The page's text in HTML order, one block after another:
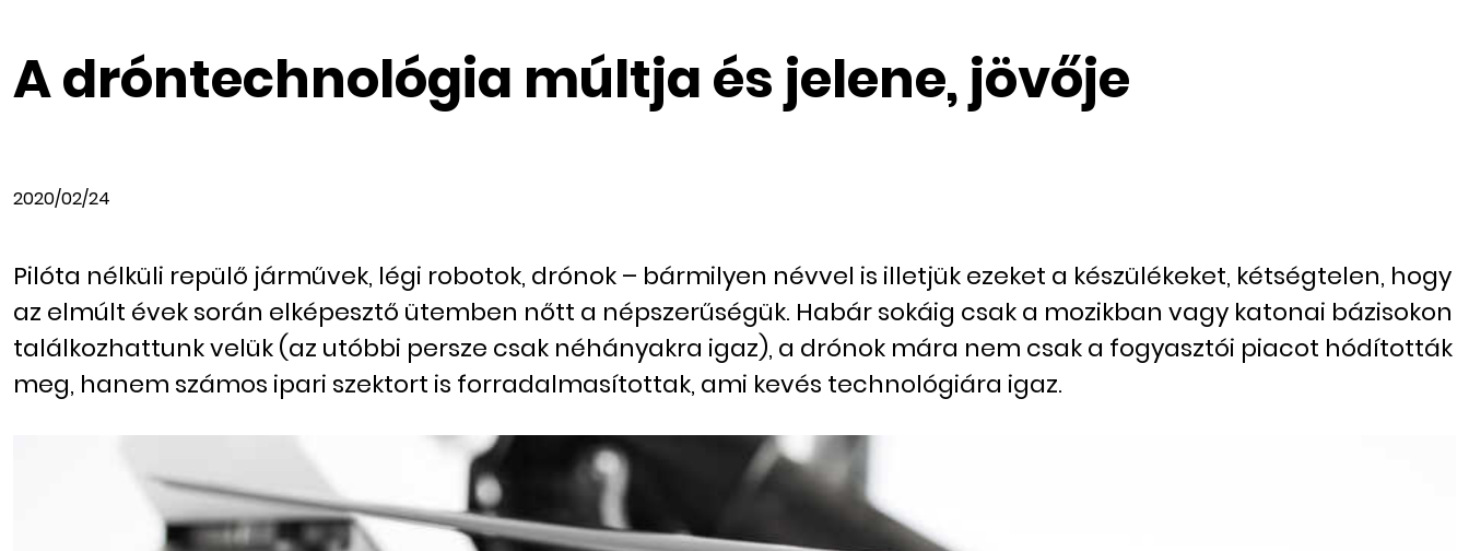
A dróntechnológia múltja és jelene, jövője
2020/02/24
Pilóta nélküli repülő járművek, légi robotok, drónok – bármilyen névvel is illetjük ezeket a készülékeket, kétségtelen, hogy
az elmúlt évek során elképesztő ütemben nőtt a népszerűségük. Habár sokáig csak a mozikban vagy katonai bázisokon
találkozhattunk velük (az utóbbi persze csak néhányakra igaz), a drónok mára nem csak a fogyasztói piacot hódították
meg, hanem számos ipari szektort is forradalmasítottak, ami kevés technológiára igaz.